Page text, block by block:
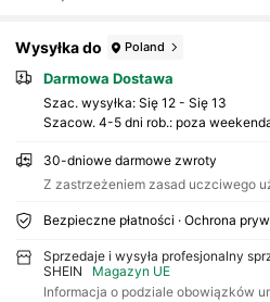
Wysyłka do Poland
Darmowa Dostawa
Szac. wysyłka: Się 12 - Się 13
Szacow. 4-5 dni rob.: poza
30-dniowe darmowe zwroty
Z zastrzeżeniem zasad uczciwego
Bezpieczne płatności · Ochrona
Sprzedaje i wysyła profesjonalny
SHEIN
Magazyn UE
Informacja o podziale obowiązków